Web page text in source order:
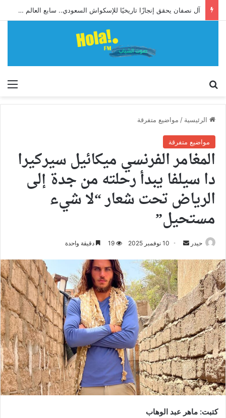
آل نصفان يحقق إنجازًا تاريخيًا للإسكواش السعودي.. سابع العالم وأول آسيوي يبلغ ربع نهائي بطولة العالم للشباب
الرئيسية / مواضيع متفرقة
مواضيع متفرقة
المغامر الفرنسي ميكائيل سيركيرا
دا سيلفا يبدأ رحلته من جدة إلى
الرياض تحت شعار “لا شيء
مستحيل”
حيدر
أرسل
إلكترونيا
10 نوفمبر 2025 19 دقيقة واحدة
كتبت: ماهر عبد الوهاب